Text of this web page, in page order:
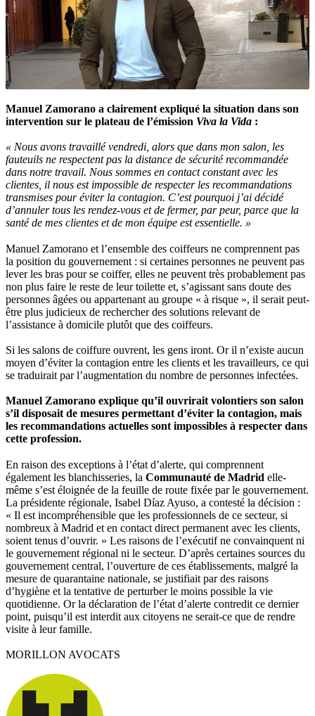
Manuel Zamorano a clairement expliqué la situation dans son
intervention sur le plateau de l’émission Viva la Vida :
« Nous avons travaillé vendredi, alors que dans mon salon, les
fauteuils ne respectent pas la distance de sécurité recommandée
dans notre travail. Nous sommes en contact constant avec les
clientes, il nous est impossible de respecter les recommandations
transmises pour éviter la contagion. C’est pourquoi j’ai décidé
d’annuler tous les rendez-vous et de fermer, par peur, parce que la
santé de mes clientes et de mon équipe est essentielle. »
Manuel Zamorano et l’ensemble des coiffeurs ne comprennent pas
la position du gouvernement : si certaines personnes ne peuvent pas
lever les bras pour se coiffer, elles ne peuvent très probablement pas
non plus faire le reste de leur toilette et, s’agissant sans doute des
personnes âgées ou appartenant au groupe « à risque », il serait peut-
être plus judicieux de rechercher des solutions relevant de
l’assistance à domicile plutôt que des coiffeurs.
Si les salons de coiffure ouvrent, les gens iront. Or il n’existe aucun
moyen d’éviter la contagion entre les clients et les travailleurs, ce qui
se traduirait par l’augmentation du nombre de personnes infectées.
Manuel Zamorano explique qu’il ouvrirait volontiers son salon
s’il disposait de mesures permettant d’éviter la contagion, mais
les recommandations actuelles sont impossibles à respecter dans
cette profession.
En raison des exceptions à l’état d’alerte, qui comprennent
également les blanchisseries, la Communauté de Madrid elle-
même s’est éloignée de la feuille de route fixée par le gouvernement.
La présidente régionale, Isabel Díaz Ayuso, a contesté la décision :
« Il est incompréhensible que les professionnels de ce secteur, si
nombreux à Madrid et en contact direct permanent avec les clients,
soient tenus d’ouvrir. » Les raisons de l’exécutif ne convainquent ni
le gouvernement régional ni le secteur. D’après certaines sources du
gouvernement central, l’ouverture de ces établissements, malgré la
mesure de quarantaine nationale, se justifiait par des raisons
d’hygiène et la tentative de perturber le moins possible la vie
quotidienne. Or la déclaration de l’état d’alerte contredit ce dernier
point, puisqu’il est interdit aux citoyens ne serait-ce que de rendre
visite à leur famille.
MORILLON AVOCATS